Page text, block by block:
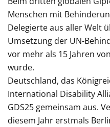
Menschen mit
Delegierte aus aller Welt
Umsetzung der UN-
vor mehr als 15 Jahren
wurde.
Deutschland, das
International Disability
GDS25 gemeinsam aus.
diesem Jahr erstmals